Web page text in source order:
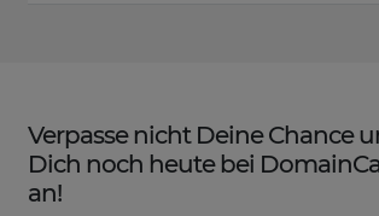
Verpasse nicht Deine Chance
Dich noch heute bei
an!